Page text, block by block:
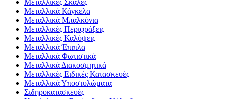
Μεταλλικές Σκάλες
Μεταλλικά Κάγκελα
Μεταλλικά Μπαλκόνια
Μεταλλικές Περιφράξεις
Μεταλλικές Καλύψεις
Μεταλλικά Έπιπλα
Μεταλλικά Φωτιστικά
Μεταλλικά Διακοσμητικά
Μεταλλικές Ειδικές Κατασκευές
Μεταλλικά Υποστυλώματα
Σιδηροκατασκευές